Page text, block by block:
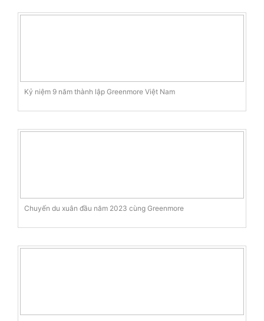
Kỷ niệm 9 năm thành lập Greenmore Việt Nam
Chuyến du xuân đầu năm 2023 cùng Greenmore